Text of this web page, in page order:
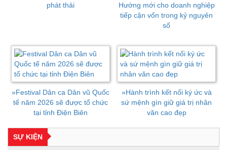
phát thải
Hướng mới cho doanh nghiệp
tiếp cận vốn trong kỷ nguyên
số
»Festival Dân ca Dân vũ Quốc
tế năm 2026 sẽ được tổ chức
tại tỉnh Điện Biên
»Hành trình kết nối ký ức và
sứ mệnh gìn giữ giá trị nhân
văn cao đẹp
SỰ KIỆN